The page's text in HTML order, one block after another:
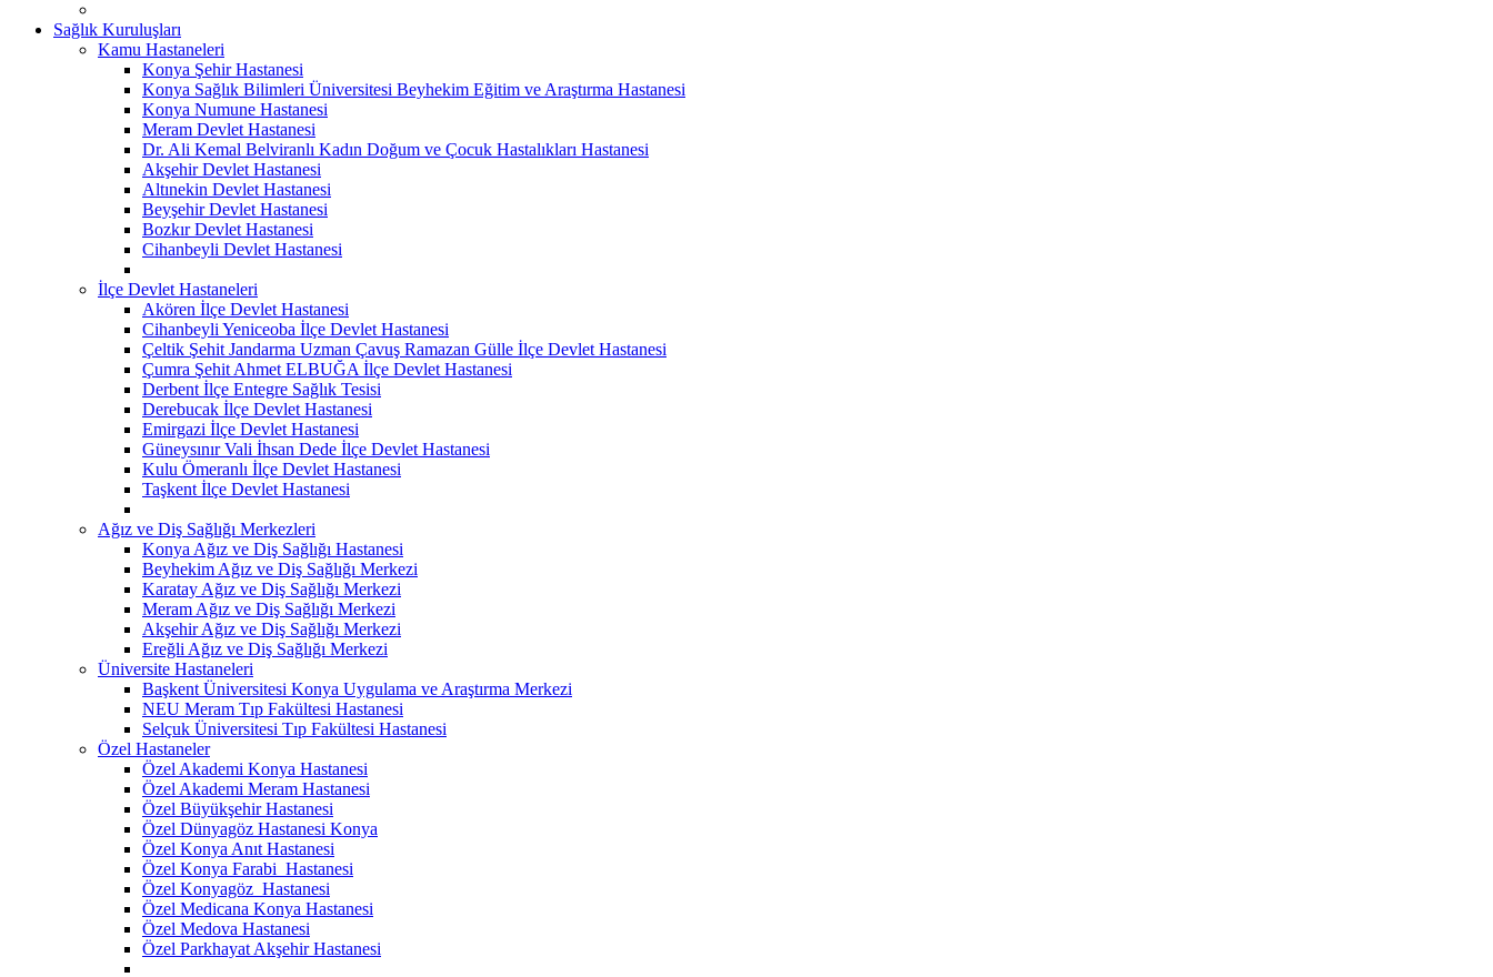
Sağlık Kuruluşları
Kamu Hastaneleri
Konya Şehir Hastanesi
Konya Sağlık Bilimleri Üniversitesi Beyhekim Eğitim ve Araştırma Hastanesi
Konya Numune Hastanesi
Meram Devlet Hastanesi
Dr. Ali Kemal Belviranlı Kadın Doğum ve Çocuk Hastalıkları Hastanesi
Akşehir Devlet Hastanesi
Altınekin Devlet Hastanesi
Beyşehir Devlet Hastanesi
Bozkır Devlet Hastanesi
Cihanbeyli Devlet Hastanesi
İlçe Devlet Hastaneleri
Akören İlçe Devlet Hastanesi
Cihanbeyli Yeniceoba İlçe Devlet Hastanesi
Çeltik Şehit Jandarma Uzman Çavuş Ramazan Gülle İlçe Devlet Hastanesi
Çumra Şehit Ahmet ELBUĞA İlçe Devlet Hastanesi
Derbent İlçe Entegre Sağlık Tesisi
Derebucak İlçe Devlet Hastanesi
Emirgazi İlçe Devlet Hastanesi
Güneysınır Vali İhsan Dede İlçe Devlet Hastanesi
Kulu Ömeranlı İlçe Devlet Hastanesi
Taşkent İlçe Devlet Hastanesi
Ağız ve Diş Sağlığı Merkezleri
Konya Ağız ve Diş Sağlığı Hastanesi
Beyhekim Ağız ve Diş Sağlığı Merkezi
Karatay Ağız ve Diş Sağlığı Merkezi
Meram Ağız ve Diş Sağlığı Merkezi
Akşehir Ağız ve Diş Sağlığı Merkezi
Ereğli Ağız ve Diş Sağlığı Merkezi
Üniversite Hastaneleri
Başkent Üniversitesi Konya Uygulama ve Araştırma Merkezi
NEU Meram Tıp Fakültesi Hastanesi
Selçuk Üniversitesi Tıp Fakültesi Hastanesi
Özel Hastaneler
Özel Akademi Konya Hastanesi
Özel Akademi Meram Hastanesi
Özel Büyükşehir Hastanesi
Özel Dünyagöz Hastanesi Konya
Özel Konya Anıt Hastanesi
Özel Konya Farabi Hastanesi
Özel Konyagöz Hastanesi
Özel Medicana Konya Hastanesi
Özel Medova Hastanesi
Özel Parkhayat Akşehir Hastanesi